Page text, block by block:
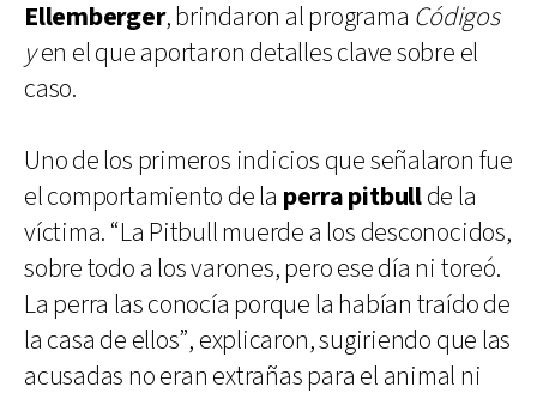
Ellemberger, brindaron al programa Códigos
yen el que aportaron detalles clave sobre el
caso.
Uno de los primeros indicios que señalaron fue
el comportamiento de la perra pitbullde la
víctima. “La Pitbull muerde a los desconocidos,
sobre todo a los varones, pero ese día ni toreó.
La perra las conocía porque la habían traído de
la casa de ellos”, explicaron, sugiriendo que las
acusadas no eran extrañas para el animal ni